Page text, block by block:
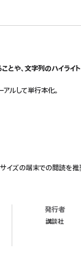
や、文字列のハイライ
ルして単行本化。
ズの端末での閲読を推
発行者
講談社